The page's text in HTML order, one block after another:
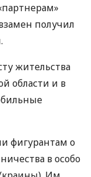
получил
жительства
области и в
фигурантам о
в особо